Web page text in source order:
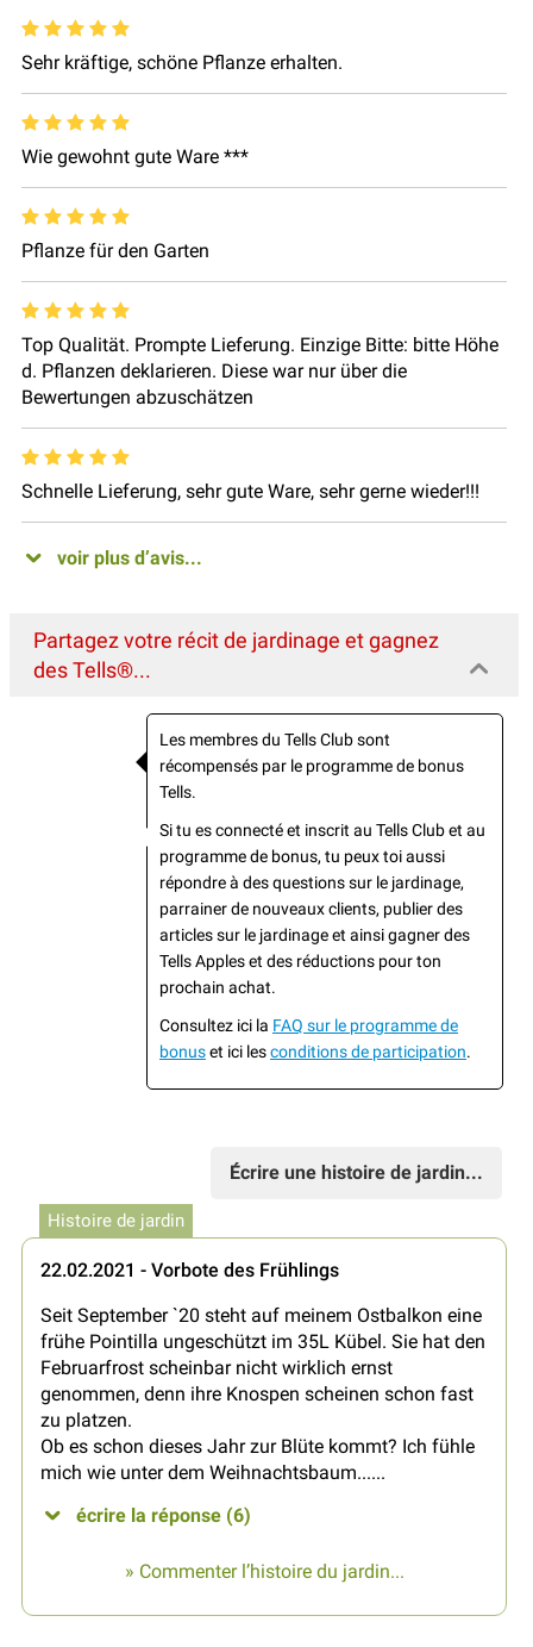
Sehr kräftige, schöne Pflanze erhalten.
Wie gewohnt gute Ware ***
Pflanze für den Garten
Top Qualität. Prompte Lieferung. Einzige Bitte: bitte Höhe
d. Pflanzen deklarieren. Diese war nur über die
Bewertungen abzuschätzen
Schnelle Lieferung, sehr gute Ware, sehr gerne wieder!!!
voir plus d’avis...
Partagez votre récit de jardinage et gagnez
des Tells®...
Les membres du Tells Club sont
récompensés par le programme de bonus
Tells.
Si tu es connecté et inscrit au Tells Club et au
programme de bonus, tu peux toi aussi
répondre à des questions sur le jardinage,
parrainer de nouveaux clients, publier des
articles sur le jardinage et ainsi gagner des
Tells Apples et des réductions pour ton
prochain achat.
Consultez ici la FAQ sur le programme de
bonuset ici lesconditions de participation.
Écrire une histoire de jardin...
Histoire de jardin
22.02.2021 - Vorbote des Frühlings
Seit September `20 steht auf meinem Ostbalkon eine
frühe Pointilla ungeschützt im 35L Kübel. Sie hat den
Februarfrost scheinbar nicht wirklich ernst
genommen, denn ihre Knospen scheinen schon fast
zu platzen.
Ob es schon dieses Jahr zur Blüte kommt? Ich fühle
mich wie unter dem Weihnachtsbaum......
écrire la réponse (6)
» Commenter l’histoire du jardin...